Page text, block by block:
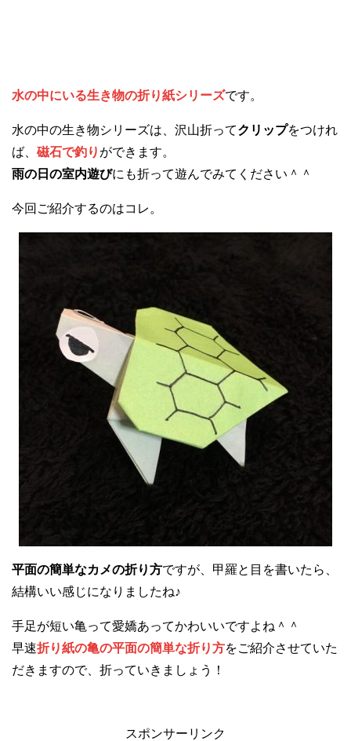
水の中にいる生き物の折り紙シリーズです。
水の中の生き物シリーズは、沢山折ってクリップをつけれ
ば、 磁石で釣り ができます。
雨の日の室内遊びにも折って遊んでみてください＾＾
今回ご紹介するのはコレ。
平面の簡単なカメの折り方ですが、甲羅と目を書いたら、
結構いい感じになりましたね♪
手足が短い亀って愛嬌あってかわいいですよね＾＾
早速折り紙の亀の平面の簡単な折り方をご紹介させていた
だきますので、折っていきましょう！
スポンサーリンク